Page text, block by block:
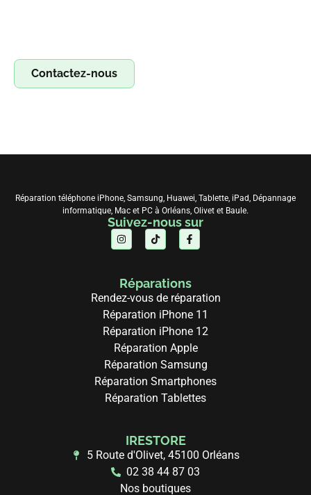
Contactez-nous
Réparation téléphone iPhone, Samsung, Huawei, Tablette, iPad, Dépannage
informatique, Mac et PC à Orléans, Olivet et Baule.
Suivez-nous sur
Réparations
Rendez-vous de réparation
Réparation iPhone 11
Réparation iPhone 12
Réparation Apple
Réparation Samsung
Réparation Smartphones
Réparation Tablettes
IRESTORE
5 Route d'Olivet, 45100 Orléans
02 38 44 87 03
Nos boutiques